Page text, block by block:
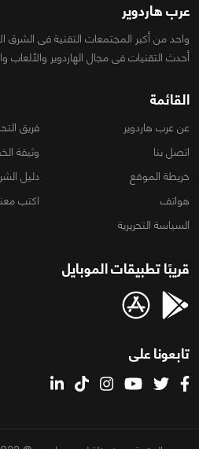
عرب هاردوير
واحد من أكبر المجتمعات التقنية فى
أحدث التقنيات فى مجال الهاردوير والألعاب
القائمة
عن عرب هاردوير
فريق
اتصل بنا
وثيقة
خريطة الموقع
دليل
هواتف
اكتب
السياسة التحريرية
قريبًا تطبيقات الموبايل
تابعونا على